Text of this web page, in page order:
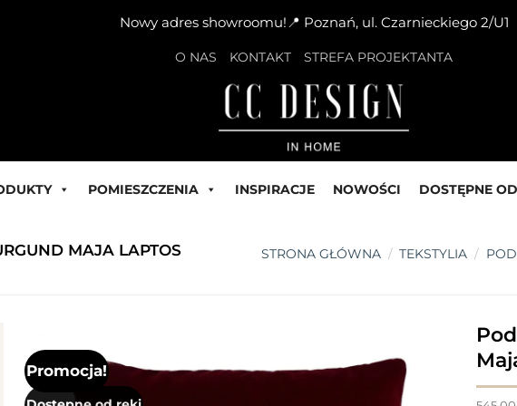
Nowy adres showroomu!📍 Poznań, ul. Czarnieckiego 2/U1
O NAS KONTAKT STREFA PROJEKTANTA
POMIESZCZENIA INSPIRACJE NOWOŚCI DOSTĘPNE
MAJA LAPTOS STRONA GŁÓWNA / TEKSTYLIA /
Promocja!